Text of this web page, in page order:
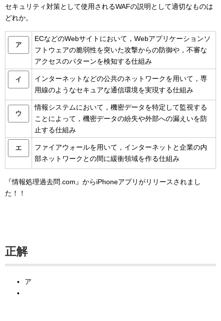
セキュリティ対策として使用されるWAFの説明として適切なものは
どれか。
ア
ECなどのWebサイトにおいて，Webアプリケーションソ
フトウェアの脆弱性を突いた攻撃からの防御や，不審な
アクセスのパターンを検知する仕組み
イ
インターネットなどの公共のネットワークを用いて，専
用線のようなセキュアな通信環境を実現する仕組み
ウ
情報システムにおいて，機密データを特定して監視する
ことによって，機密データの紛失や外部への漏えいを防
止する仕組み
エ
ファイアウォールを用いて，インターネットと企業の内
部ネットワークとの間に緩衝領域を作る仕組み
『情報処理過去問.com』からiPhoneアプリがリリースされまし
た！！
正解
ア